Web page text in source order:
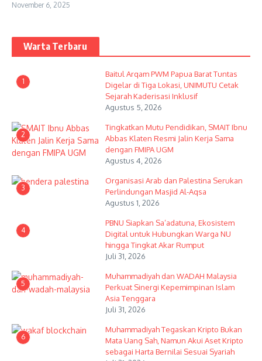
November 6, 2025
Warta Terbaru
1
Baitul Arqam PWM Papua Barat Tuntas
Digelar di Tiga Lokasi, UNIMUTU Cetak
Sejarah Kaderisasi Inklusif
Agustus 5, 2026
2
Tingkatkan Mutu Pendidikan, SMAIT Ibnu
Abbas Klaten Resmi Jalin Kerja Sama
dengan FMIPA UGM
Agustus 4, 2026
3
Organisasi Arab dan Palestina Serukan
Perlindungan Masjid Al-Aqsa
Agustus 1, 2026
4
PBNU Siapkan Sa’adatuna, Ekosistem
Digital untuk Hubungkan Warga NU
hingga Tingkat Akar Rumput
Juli 31, 2026
5
Muhammadiyah dan WADAH Malaysia
Perkuat Sinergi Kepemimpinan Islam
Asia Tenggara
Juli 31, 2026
6
Muhammadiyah Tegaskan Kripto Bukan
Mata Uang Sah, Namun Akui Aset Kripto
sebagai Harta Bernilai Sesuai Syariah